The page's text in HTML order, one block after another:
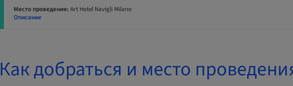
Место проведения: Art Hotel Navigli Milano
Описание
Как добраться и место